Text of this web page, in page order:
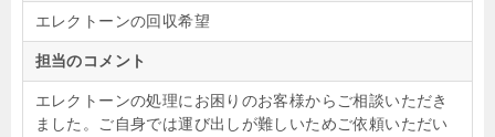
エレクトーンの回収希望
担当のコメント
エレクトーンの処理にお困りのお客様からご相談いただき
ました。ご自身では運び出しが難しいためご依頼いただい